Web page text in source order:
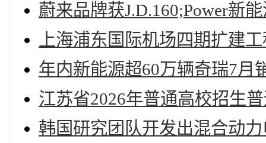
蔚来品牌获J.D.160;Power新
上海浦东国际机场四期扩建
年内新能源超60万辆奇瑞7月
江苏省2026年普通高校招生
韩国研究团队开发出混合动